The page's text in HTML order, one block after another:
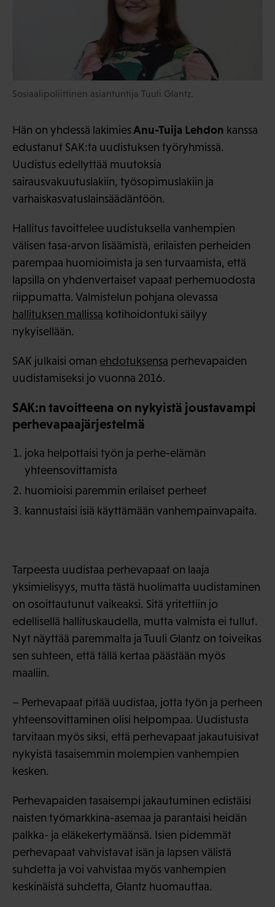
Sosiaalipoliittinen asiantuntija Tuuli Glantz.
Hän on yhdessä lakimiesAnu-Tuija Lehdon kanssa
edustanut SAK:ta uudistuksen työryhmissä.
Uudistus edellyttää muutoksia
sairausvakuutuslakiin, työsopimuslakiin ja
varhaiskasvatuslainsäädäntöön.
Hallitus tavoittelee uudistuksella vanhempien
välisen tasa-arvon lisäämistä, erilaisten perheiden
parempaa huomioimista ja sen turvaamista, että
lapsilla on yhdenvertaiset vapaat perhemuodosta
riippumatta. Valmistelun pohjana olevassa
hallituksen mallissa kotihoidontuki säilyy
nykyisellään.
SAK julkaisi oman ehdotuksensa perhevapaiden
uudistamiseksi jo vuonna 2016.
SAK:n tavoitteena on nykyistä joustavampi
perhevapaajärjestelmä
joka helpottaisi työn ja perhe-elämän
yhteensovittamista
huomioisi paremmin erilaiset perheet
kannustaisi isiä käyttämään vanhempainvapaita.
Tarpeesta uudistaa perhevapaat on laaja
yksimielisyys, mutta tästä huolimatta uudistaminen
on osoittautunut vaikeaksi. Sitä yritettiin jo
edellisellä hallituskaudella, mutta valmista ei tullut.
Nyt näyttää paremmalta ja Tuuli Glantz on toiveikas
sen suhteen, että tällä kertaa päästään myös
maaliin.
– Perhevapaat pitää uudistaa, jotta työn ja perheen
yhteensovittaminen olisi helpompaa. Uudistusta
tarvitaan myös siksi, että perhevapaat jakautuisivat
nykyistä tasaisemmin molempien vanhempien
kesken.
Perhevapaiden tasaisempi jakautuminen edistäisi
naisten työmarkkina-asemaa ja parantaisi heidän
palkka- ja eläkekertymäänsä. Isien pidemmät
perhevapaat vahvistavat isän ja lapsen välistä
suhdetta ja voi vahvistaa myös vanhempien
keskinäistä suhdetta, Glantz huomauttaa.